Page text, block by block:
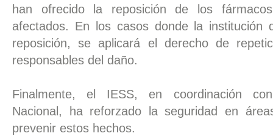
han ofrecido la reposición de los
afectados. En los casos donde la institución
reposición, se aplicará el derecho de
responsables del daño.
Finalmente, el IESS, en coordinación
Nacional, ha reforzado la seguridad en
prevenir estos hechos.